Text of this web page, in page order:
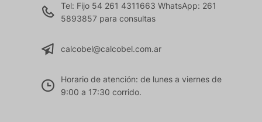
Tel: Fijo 54 261 4311663 WhatsApp: 261
5893857 para consultas
calcobel@calcobel.com.ar
Horario de atención: de lunes a viernes de
9:00 a 17:30 corrido.